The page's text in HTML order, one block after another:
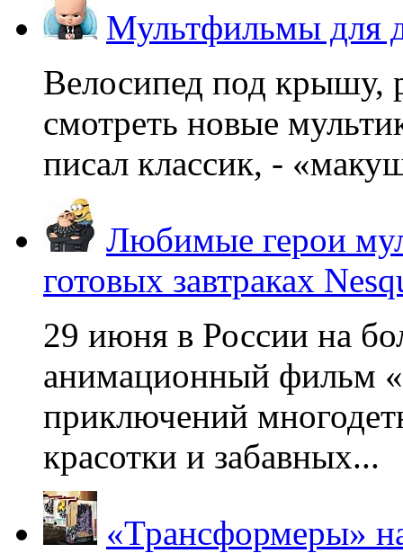
Мультфильмы для
Велосипед под крышу,
смотреть новые
писал классик, -
Любимые герои
готовых завтраках
29 июня в России на
анимационный фильм
приключений
красотки и забавных...
«Трансформеры»